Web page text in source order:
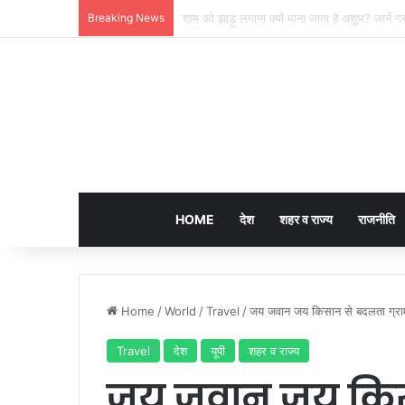
Breaking News लखनऊ की ‘समिट बिल्डिंग’ में चल रहा था 200
HOME देश शहर व राज्य राजनीति
Home /World /Travel /जय जवान जय किसान से बदलता
Travel देश यूपी शहर व राज्य